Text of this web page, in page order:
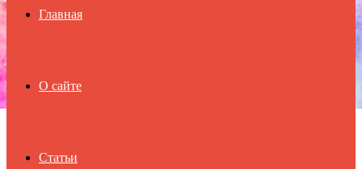
Главная
О сайте
Статьи